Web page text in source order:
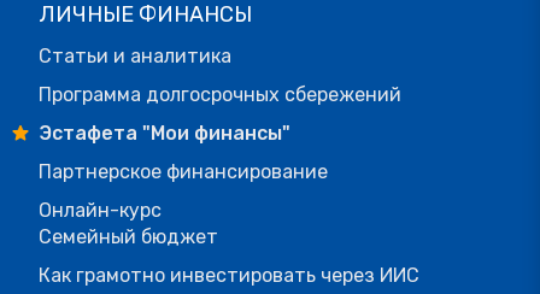
ЛИЧНЫЕ ФИНАНСЫ
Статьи и аналитика
Программа долгосрочных сбережений
Эстафета "Мои финансы"
Партнерское финансирование
Онлайн-курс
Семейный бюджет
Как грамотно инвестировать через ИИС